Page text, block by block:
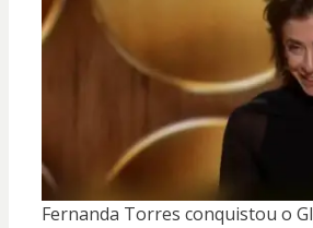
Fernanda Torres conquistou o